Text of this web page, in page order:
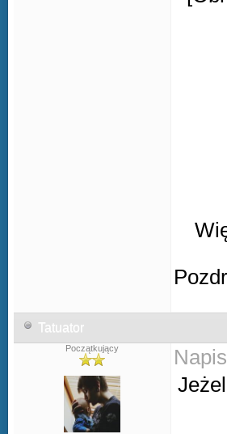
Tatuator
Początkujący